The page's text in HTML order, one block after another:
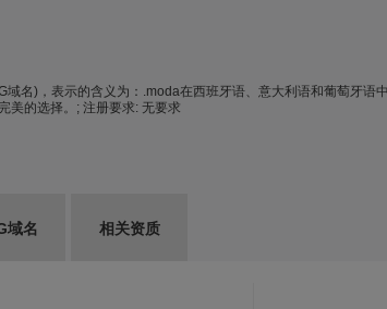
名)，表示的含义为：.moda在西班牙语、意大利语和葡萄牙语
美的选择。; 注册要求: 无要求
域名 相关资质